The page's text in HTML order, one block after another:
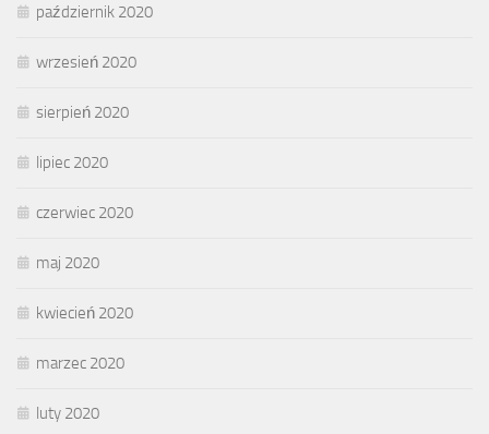
październik 2020
wrzesień 2020
sierpień 2020
lipiec 2020
czerwiec 2020
maj 2020
kwiecień 2020
marzec 2020
luty 2020